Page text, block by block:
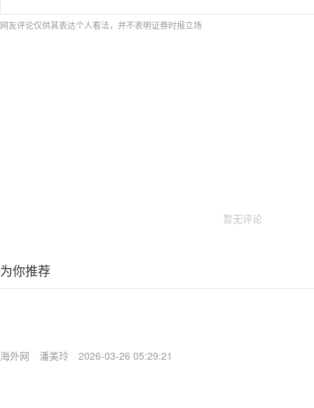
网友评论仅供其表达个人看法，并不表明证券时报立场
暂无评论
为你推荐
海外网 潘美玲 2026-03-26 05:29:21